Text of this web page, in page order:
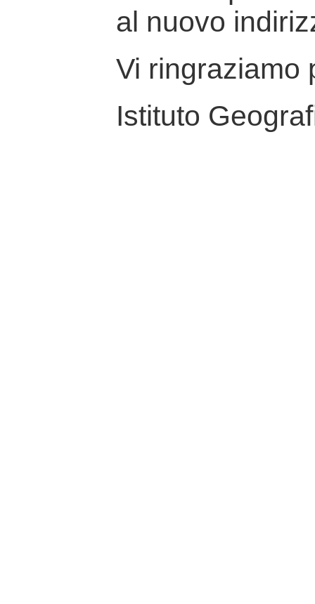
al nuovo
Vi ringraziamo
Istituto